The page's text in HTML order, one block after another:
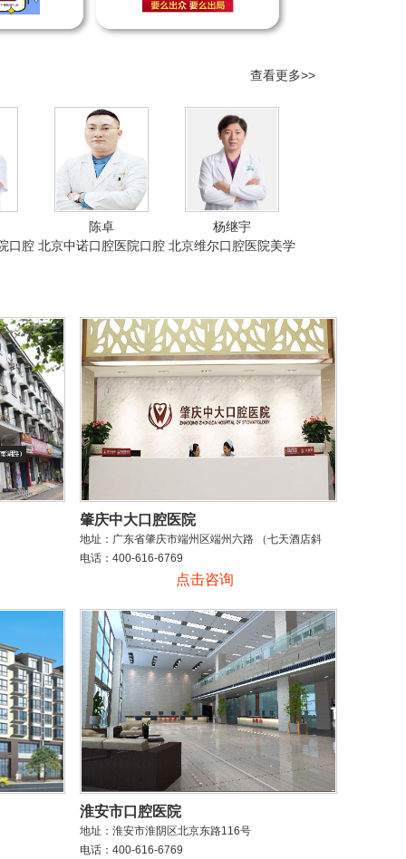
查看更多>>
口腔
陈卓
北京中诺口腔医院口腔
杨继宇
北京维尔口腔医院美学
肇庆中大口腔医院
地址：广东省肇庆市端州区端州六路 （七天酒店斜
对面）
电话：400-616-6769
点击咨询
淮安市口腔医院
地址：淮安市淮阴区北京东路116号
电话：400-616-6769